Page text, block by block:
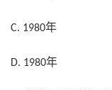
C. 1980年
D. 1980年